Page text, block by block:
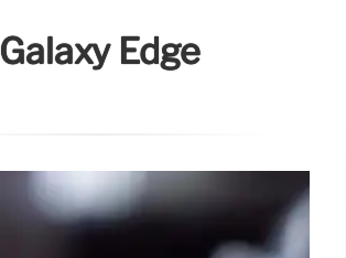
Galaxy Edge